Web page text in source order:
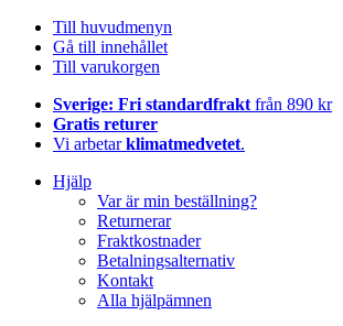
Till huvudmenyn
Gå till innehållet
Till varukorgen
Sverige: Fri standardfrakt från 890 kr
Gratis returer
Vi arbetarklimatmedvetet.
Hjälp
Var är min beställning?
Returnerar
Fraktkostnader
Betalningsalternativ
Kontakt
Alla hjälpämnen